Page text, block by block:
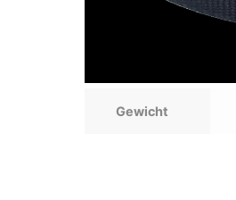
Gewicht